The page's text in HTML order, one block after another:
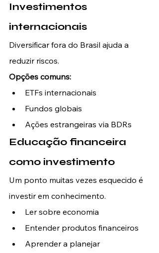
Investimentos
internacionais
Diversificar fora do Brasil ajuda a
reduzir riscos.
Opções comuns:
ETFs internacionais
Fundos globais
Ações estrangeiras via BDRs
Educação financeira
como investimento
Um ponto muitas vezes esquecido é
investir em conhecimento.
Ler sobre economia
Entender produtos financeiros
Aprender a planejar